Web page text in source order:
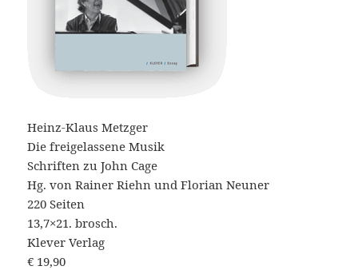
Heinz-Klaus Metzger
Die freigelassene Musik
Schriften zu John Cage
Hg. von Rainer Riehn und Florian Neuner
220 Seiten
13,7×21. brosch.
Klever Verlag
€ 19,90